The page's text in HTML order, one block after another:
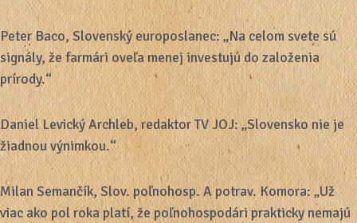
Peter Baco, Slovenský europoslanec: „Na celom svete sú
signály, že farmári oveľa menej investujú do založenia
prírody.“
Daniel Levický Archleb, redaktor TV JOJ: „Slovensko nie je
žiadnou výnimkou.“
Milan Semančík, Slov. poľnohosp. A potrav. Komora: „Už
viac ako pol roka platí, že poľnohospodári prakticky nemajú